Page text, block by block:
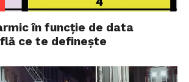
în funcție de data
ce te definește